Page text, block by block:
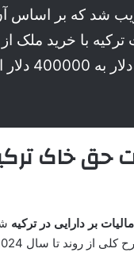
شد که بر اساس
ترکیه با خرید ملک از
250000 دلار
حق خاک
بر دارایی در ترکیه
روند تا سال 2024 آمده است: